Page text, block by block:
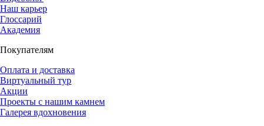
Наш карьер
Глоссарий
Академия
Покупателям
Оплата и доставка
Виртуальный тур
Акции
Проекты с нашим камнем
Галерея вдохновения